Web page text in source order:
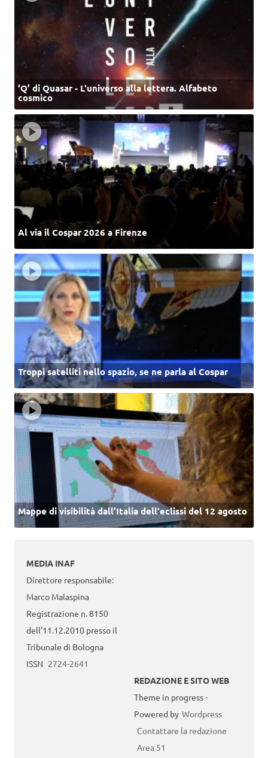
‘Q’ di Quasar - L'universo alla lettera. Alfabeto
cosmico
Al via il Cospar 2026 a Firenze
Troppi satelliti nello spazio, se ne parla al Cospar
Mappe di visibilità dall’Italia dell'eclissi del 12 agosto
MEDIA INAF
Direttore responsabile:
Marco Malaspina
Registrazione n. 8150
dell’11.12.2010 presso il
Tribunale di Bologna
ISSN 2724-2641
REDAZIONE E SITO WEB
Theme in progress -
Powered by Wordpress
Contattare la redazione
Area 51